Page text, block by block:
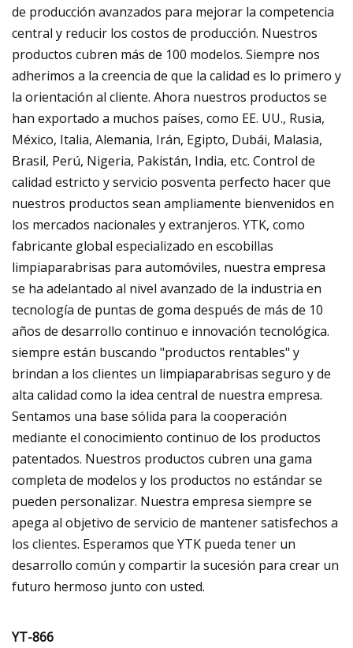
de producción avanzados para mejorar la competencia
central y reducir los costos de producción. Nuestros
productos cubren más de 100 modelos. Siempre nos
adherimos a la creencia de que la calidad es lo primero y
la orientación al cliente. Ahora nuestros productos se
han exportado a muchos países, como EE. UU., Rusia,
México, Italia, Alemania, Irán, Egipto, Dubái, Malasia,
Brasil, Perú, Nigeria, Pakistán, India, etc. Control de
calidad estricto y servicio posventa perfecto hacer que
nuestros productos sean ampliamente bienvenidos en
los mercados nacionales y extranjeros. YTK, como
fabricante global especializado en escobillas
limpiaparabrisas para automóviles, nuestra empresa
se ha adelantado al nivel avanzado de la industria en
tecnología de puntas de goma después de más de 10
años de desarrollo continuo e innovación tecnológica.
siempre están buscando "productos rentables" y
brindan a los clientes un limpiaparabrisas seguro y de
alta calidad como la idea central de nuestra empresa.
Sentamos una base sólida para la cooperación
mediante el conocimiento continuo de los productos
patentados. Nuestros productos cubren una gama
completa de modelos y los productos no estándar se
pueden personalizar. Nuestra empresa siempre se
apega al objetivo de servicio de mantener satisfechos a
los clientes. Esperamos que YTK pueda tener un
desarrollo común y compartir la sucesión para crear un
futuro hermoso junto con usted.
YT-866